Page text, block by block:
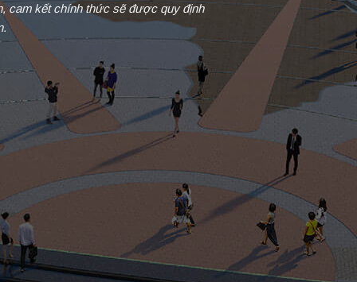
cam kết chính thức sẽ được quy định